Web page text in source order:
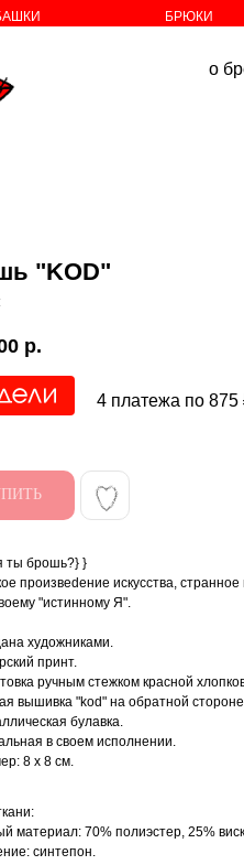
БРЮКИ
"KOD"
р.
4 платежа по 875
ты брошь?} }
произвеdение искусства,
"истинному Я".
художниками.
принт.
ручным стежком красной
вышивка "kоd" на обратной
булавка.
в своем исполнении.
8 х 8 см.
материал: 70% полиэстер, 25%
синтепон.